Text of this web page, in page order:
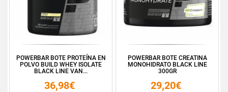
POWERBAR BOTE PROTEÍNA EN
POLVO BUILD WHEY ISOLATE
BLACK LINE VAN...
36,98€
POWERBAR BOTE CREATINA
MONOHIDRATO BLACK LINE
300GR
29,20€